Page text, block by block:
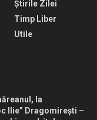
Știrile Zilei
Timp Liber
Utile
la
Ilie” Dragomirești –